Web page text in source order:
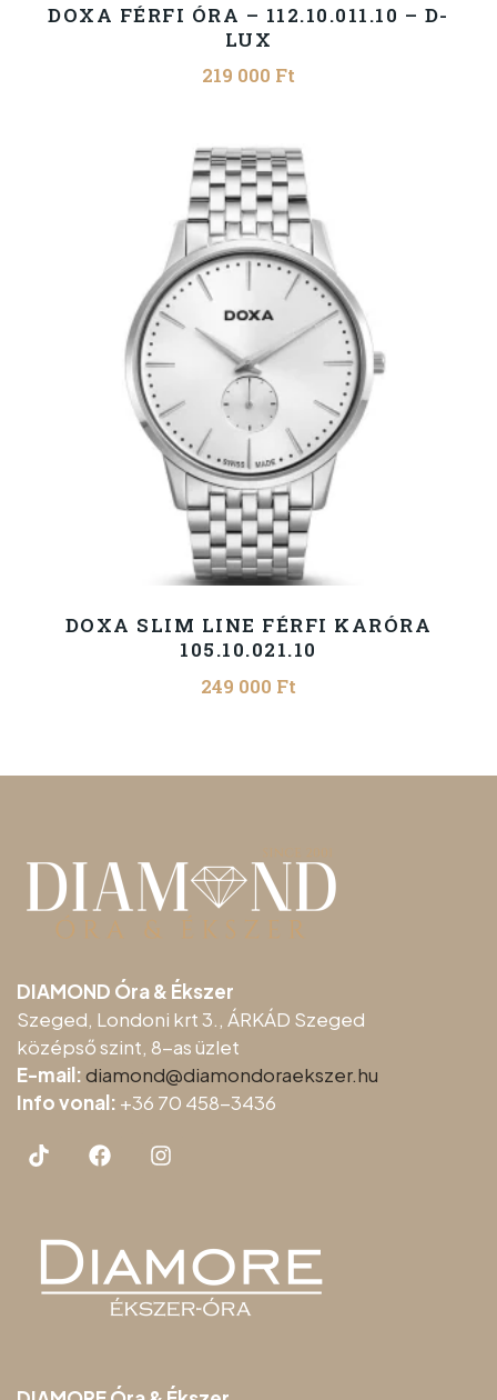
DOXA FÉRFI ÓRA – 112.10.011.10 – D-
LUX
219 000 Ft
DOXA SLIM LINE FÉRFI KARÓRA
105.10.021.10
249 000 Ft
DIAMOND Óra & Ékszer
Szeged, Londoni krt 3., ÁRKÁD Szeged
középső szint, 8-as üzlet
E-mail:diamond@diamondoraekszer.hu
Info vonal: +36 70 458-3436